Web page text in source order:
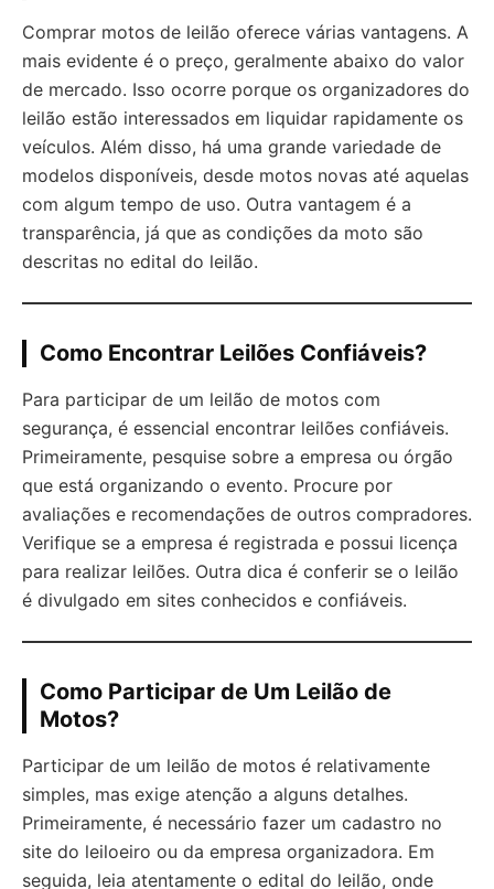
Comprar motos de leilão oferece várias vantagens. A
mais evidente é o preço, geralmente abaixo do valor
de mercado. Isso ocorre porque os organizadores do
leilão estão interessados em liquidar rapidamente os
veículos. Além disso, há uma grande variedade de
modelos disponíveis, desde motos novas até aquelas
com algum tempo de uso. Outra vantagem é a
transparência, já que as condições da moto são
descritas no edital do leilão.
Como Encontrar Leilões Confiáveis?
Para participar de um leilão de motos com
segurança, é essencial encontrar leilões confiáveis.
Primeiramente, pesquise sobre a empresa ou órgão
que está organizando o evento. Procure por
avaliações e recomendações de outros compradores.
Verifique se a empresa é registrada e possui licença
para realizar leilões. Outra dica é conferir se o leilão
é divulgado em sites conhecidos e confiáveis.
Como Participar de Um Leilão de
Motos?
Participar de um leilão de motos é relativamente
simples, mas exige atenção a alguns detalhes.
Primeiramente, é necessário fazer um cadastro no
site do leiloeiro ou da empresa organizadora. Em
seguida, leia atentamente o edital do leilão, onde